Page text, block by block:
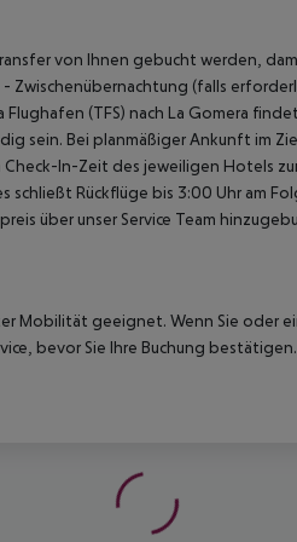
von Ihnen gebucht werden,
Zwischenübernachtung (falls
(TFS) nach La Gomera
sein. Bei planmäßiger Ankunft im
In-Zeit des jeweiligen Hotels
schließt Rückflüge bis 3:00 Uhr am
über unser Service Team
Mobilität geeignet. Wenn Sie oder
bevor Sie Ihre Buchung bestätigen.